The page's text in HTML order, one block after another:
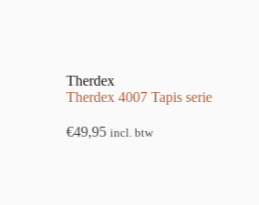
Therdex
Therdex 4007 Tapis serie
€49,95 incl. btw